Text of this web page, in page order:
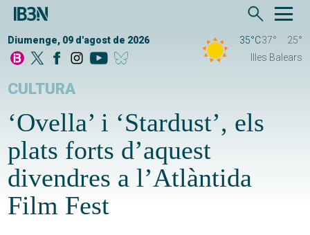
Diumenge, 09 d'agost de 2026 35°C37°
25°
Illes Balears
CULTURA
‘Ovella’ i ‘Stardust’, els
plats forts d’aquest
divendres a l’Atlàntida
Film Fest